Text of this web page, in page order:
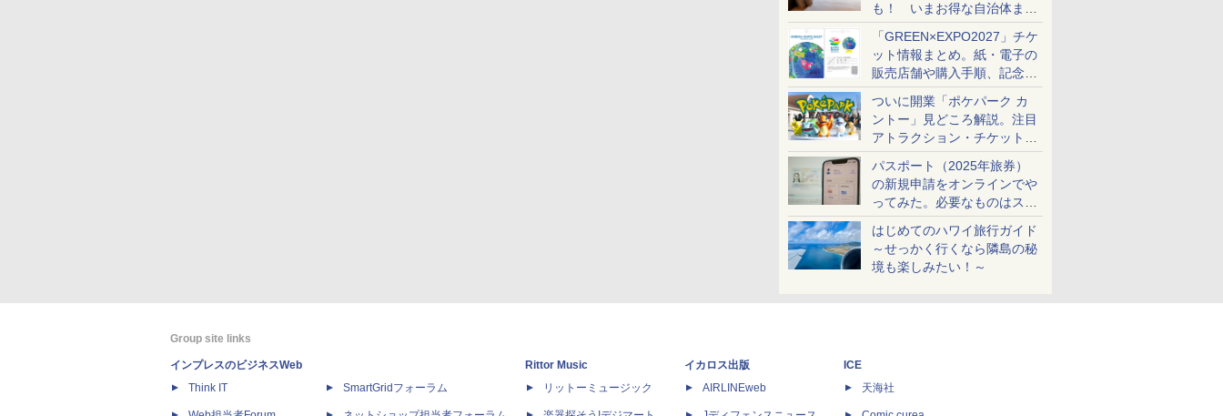
も！ いまお得な自治体まと
め
「GREEN×EXPO2027」チケ
ット情報まとめ。紙・電子の
販売店舗や購入手順、記念チ
ケットも解説
ついに開業「ポケパーク カ
ントー」見どころ解説。注目
アトラクション・チケット手
配・来場前に必要な準備は？
パスポート（2025年旅券）
の新規申請をオンラインでや
ってみた。必要なものはスマ
ホとマイナカードのみ
はじめてのハワイ旅行ガイド
～せっかく行くなら隣島の秘
境も楽しみたい！～
Group site links
インプレスのビジネスWeb
Think IT
SmartGridフォーラム
Rittor Music
リットーミュージック
イカロス出版
AIRLINEweb
ICE
天海社